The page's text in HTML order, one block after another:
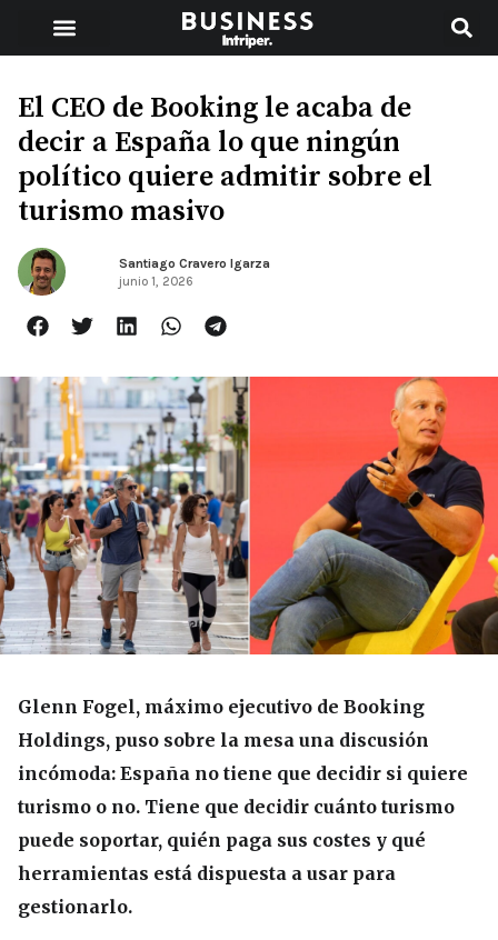
El CEO de Booking le acaba de
decir a España lo que ningún
político quiere admitir sobre el
turismo masivo
Santiago Cravero Igarza
junio 1, 2026
Glenn Fogel, máximo ejecutivo de Booking
Holdings, puso sobre la mesa una discusión
incómoda: España no tiene que decidir si quiere
turismo o no. Tiene que decidir cuánto turismo
puede soportar, quién paga sus costes y qué
herramientas está dispuesta a usar para
gestionarlo.